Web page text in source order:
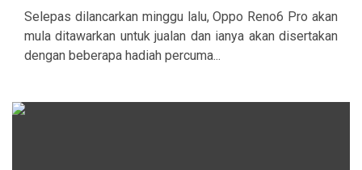
Selepas dilancarkan minggu lalu, Oppo Reno6 Pro akan
mula ditawarkan untuk jualan dan ianya akan disertakan
dengan beberapa hadiah percuma...